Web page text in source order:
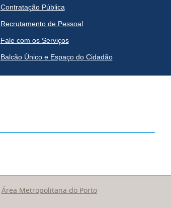
Contratação Pública
Recrutamento de Pessoal
Fale com os Serviços
Balcão Único e Espaço do Cidadão
Área Metropolitana do Porto